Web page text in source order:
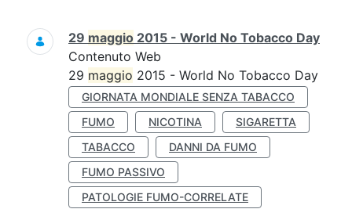
Ricerca
29 maggio 2015 - World No Tobacco Day
Contenuto Web
29 maggio 2015 - World No Tobacco Day
GIORNATA MONDIALE SENZA TABACCO
FUMO
NICOTINA
SIGARETTA
TABACCO
DANNI DA FUMO
FUMO PASSIVO
PATOLOGIE FUMO-CORRELATE